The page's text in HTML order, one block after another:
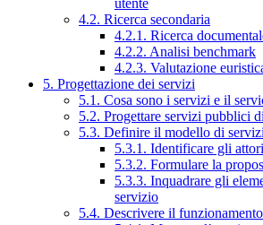
4.2. Ricerca secondaria
4.2.1. Ricerca
4.2.2. Analisi benchmark
4.2.3. Valutazione
5. Progettazione dei servizi
5.1. Cosa sono i servizi e il
5.2. Progettare servizi pubblici
5.3. Definire il modello di
5.3.1. Identificare gli
5.3.2. Formulare la
5.3.3. Inquadrare gli
servizio
5.4. Descrivere il